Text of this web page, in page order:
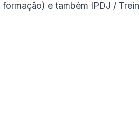
e também IPDJ /